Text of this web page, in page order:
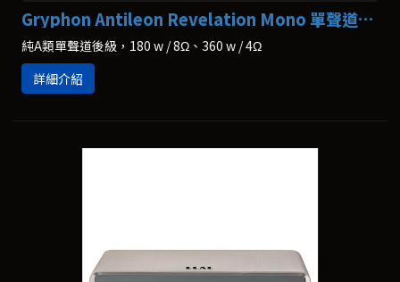
Gryphon Antileon Revelation Mono 單聲道後級
純A類單聲道後級，180 w / 8Ω、360 w / 4Ω
詳細介紹